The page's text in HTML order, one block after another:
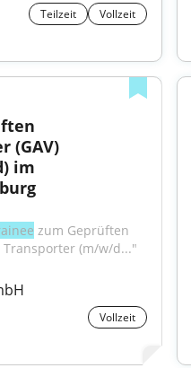
Teilzeit Vollzeit
(GAV)
im
zum Geprüften
Transporter (m/w/d..."
Vollzeit